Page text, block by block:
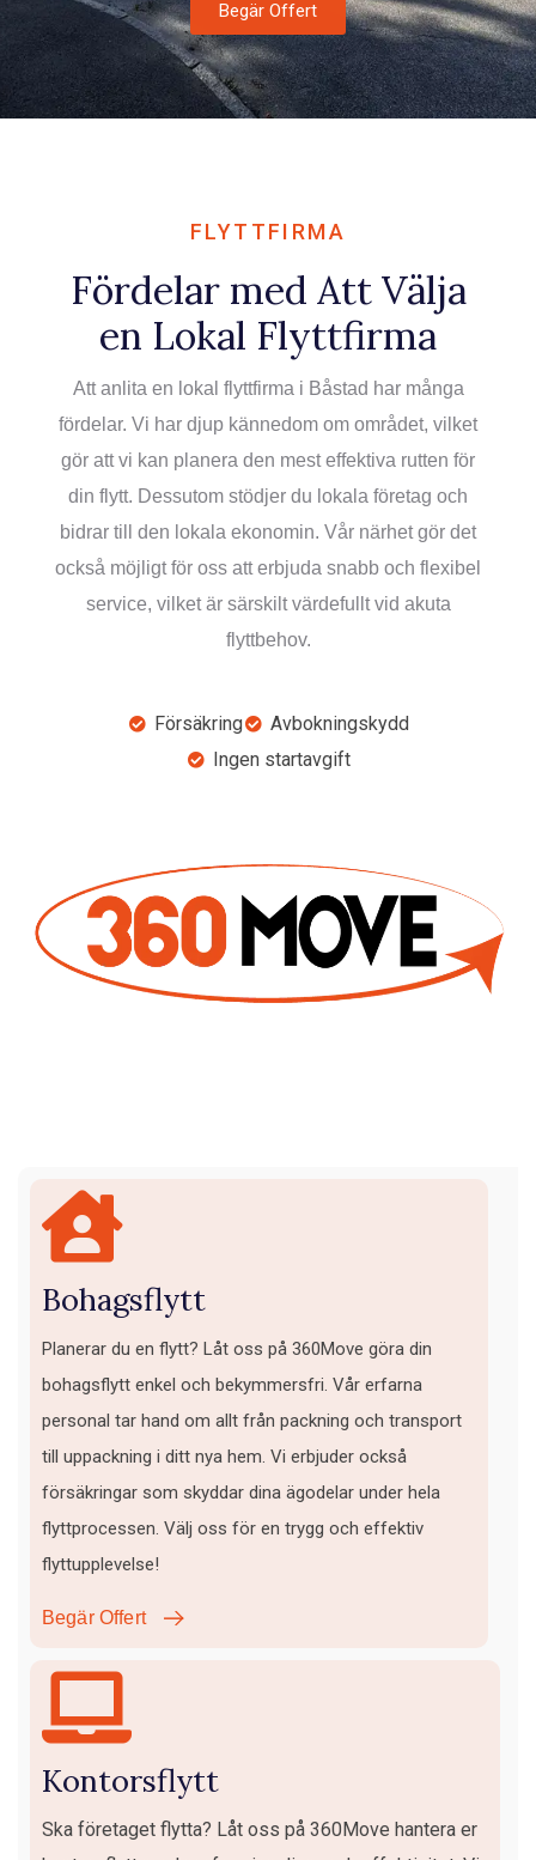
Flyttstädning
Städning inför överlämning
Flyttfirma Lund
Professionell flytthjälp i Lund
Flyttfirma Helsingborg
Flytt för privatpersoner och företag
Begär Offert
FLYTTFIRMA
Fördelar med Att Välja
en Lokal Flyttfirma
Att anlita en lokal flyttfirma i Båstad har många
fördelar. Vi har djup kännedom om området, vilket
gör att vi kan planera den mest effektiva rutten för
din flytt. Dessutom stödjer du lokala företag och
bidrar till den lokala ekonomin. Vår närhet gör det
också möjligt för oss att erbjuda snabb och flexibel
service, vilket är särskilt värdefullt vid akuta
flyttbehov.
Försäkring
Avbokningskydd
Ingen startavgift
Bohagsflytt
Planerar du en flytt? Låt oss på 360Move göra din
bohagsflytt enkel och bekymmersfri. Vår erfarna
personal tar hand om allt från packning och transport
till uppackning i ditt nya hem. Vi erbjuder också
försäkringar som skyddar dina ägodelar under hela
flyttprocessen. Välj oss för en trygg och effektiv
flyttupplevelse!
Begär Offert
Kontorsflytt
Ska företaget flytta? Låt oss på 360Move hantera er